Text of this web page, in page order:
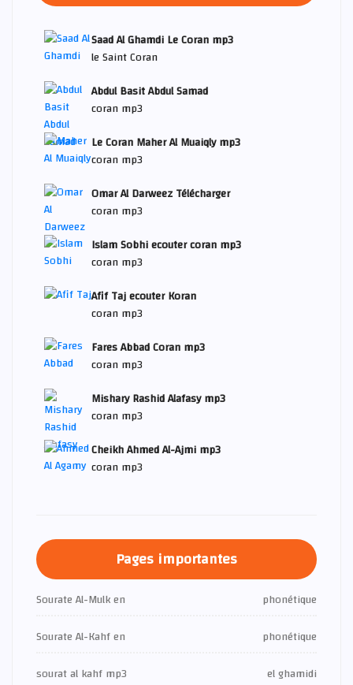
Saad Al Ghamdi Le Coran mp3
le Saint Coran
Abdul Basit Abdul Samad
coran mp3
Le Coran Maher Al Muaiqly mp3
coran mp3
Omar Al Darweez Télécharger
coran mp3
Islam Sobhi ecouter coran mp3
coran mp3
Afif Taj ecouter Koran
coran mp3
Fares Abbad Coran mp3
coran mp3
Mishary Rashid Alafasy mp3
coran mp3
Cheikh Ahmed Al-Ajmi mp3
coran mp3
Pages importantes
Sourate Al-Mulk en
phonétique
Sourate Al-Kahf en
phonétique
sourat al kahf mp3
el ghamidi